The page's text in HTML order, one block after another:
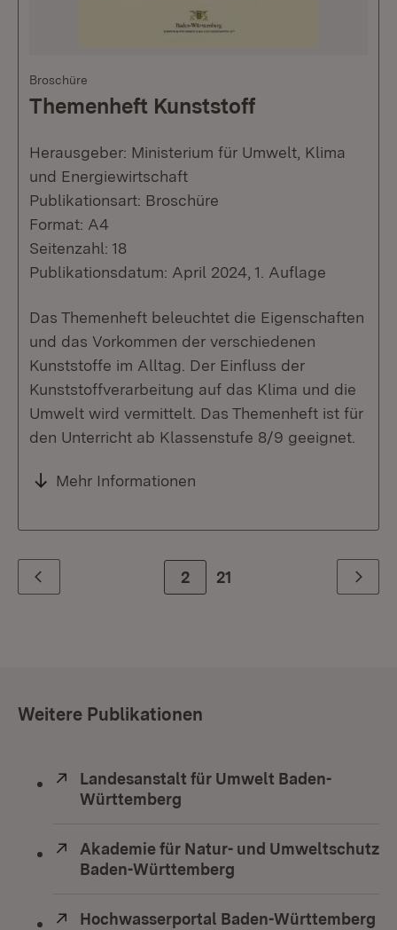
Broschüre
Themenheft Kunststoff
Herausgeber: Ministerium für Umwelt, Klima
und Energiewirtschaft
Publikationsart: Broschüre
Format: A4
Seitenzahl: 18
Publikationsdatum: April 2024, 1. Auflage
Das Themenheft beleuchtet die Eigenschaften
und das Vorkommen der verschiedenen
Kunststoffe im Alltag. Der Einfluss der
Kunststoffverarbeitung auf das Klima und die
Umwelt wird vermittelt. Das Themenheft ist für
den Unterricht ab Klassenstufe 8/9 geeignet.
Mehr Informationen
Zurück Zur Seite
2 21 Weiter
Weitere Publikationen
Extern:
Landesanstalt für Umwelt Baden-
Württemberg
Extern:
Akademie für Natur- und Umweltschutz
Baden-Württemberg
Extern:
Hochwasserportal Baden-Württemberg